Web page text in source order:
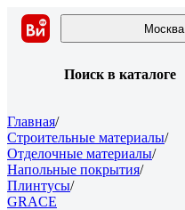
Москва
Поиск в каталоге
Главная/
Строительные материалы/
Отделочные материалы/
Напольные покрытия/
Плинтусы/
GRACE